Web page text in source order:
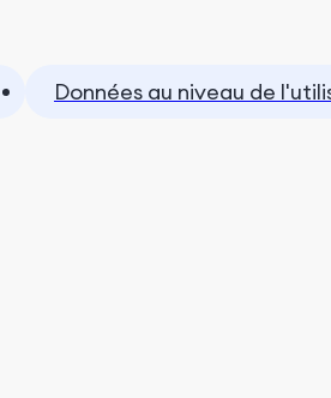
Données au niveau de